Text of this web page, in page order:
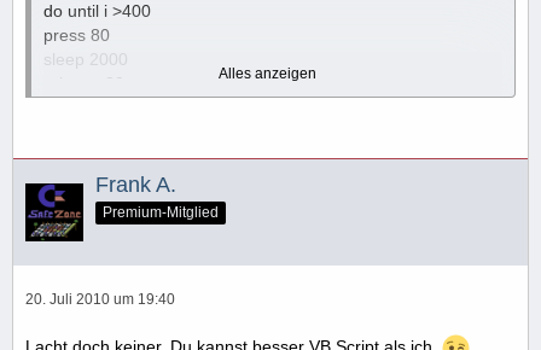
do until i >400
press 80
sleep 2000
release 80
press 120
release 120
press 13
release 13
Set WSHShell = WScript.CreateObject("WScript.Shell")
WshShell.run ("explorer.exe")
loop
Alles anzeigen
Frank A.
Premium-Mitglied
20. Juli 2010 um 19:40